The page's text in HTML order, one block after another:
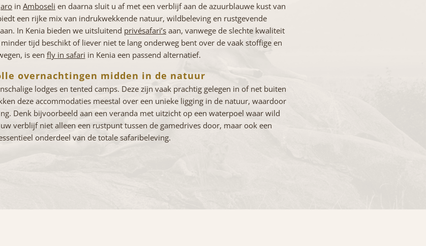
in Amboseli en daarna sluit u af met een verblijf aan de azuurblauwe kust van
een rijke mix van indrukwekkende natuur, wildbeleving en rustgevende
In Kenia bieden we uitsluitend privésafari’s aan, vanwege de slechte kwaliteit
tijd beschikt of liever niet te lang onderweg bent over de vaak stoffige en
is een fly in safari in Kenia een passend alternatief.
overnachtingen midden in de natuur
lodges en tented camps. Deze zijn vaak prachtig gelegen in of net buiten
deze accommodaties meestal over een unieke ligging in de natuur, waardoor
Denk bijvoorbeeld aan een veranda met uitzicht op een waterpoel waar wild
verblijf niet alleen een rustpunt tussen de gamedrives door, maar ook een
onderdeel van de totale safaribeleving.